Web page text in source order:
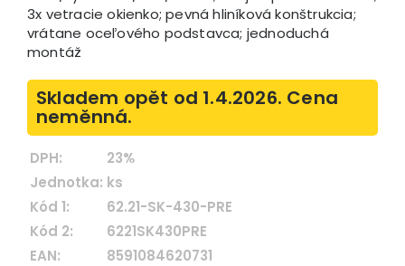
3x vetracie okienko; pevná hliníková konštrukcia;
vrátane oceľového podstavca; jednoduchá
montáž
Skladem opět od 1.4.2026. Cena
neměnná.
DPH:
23%
Jednotka: ks
Kód 1:
62.21-SK-430-PRE
Kód 2:
6221SK430PRE
EAN:
8591084620731